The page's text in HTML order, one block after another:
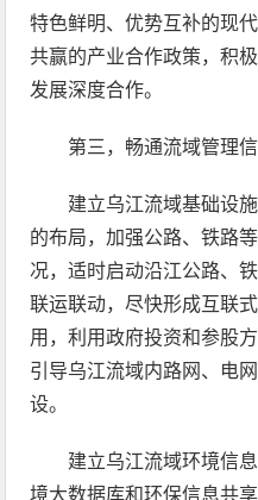
特色鲜明、优势互补的现
共赢的产业合作政策，积
发展深度合作。
第三，畅通流域管理
建立乌江流域基础设
的布局，加强公路、铁路
况，适时启动沿江公路、
联运联动，尽快形成互联
用，利用政府投资和参股
引导乌江流域内路网、电
设。
建立乌江流域环境信
境大数据库和环保信息共